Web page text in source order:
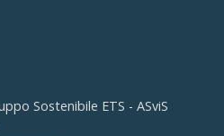
Sostenibile ETS - ASviS